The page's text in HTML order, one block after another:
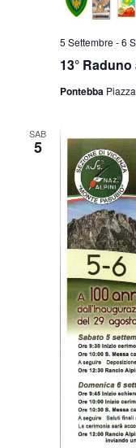
13°
5 Settembre -6
Pontebba
SAB
5